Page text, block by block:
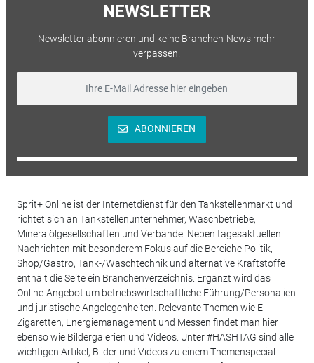
NEWSLETTER
Newsletter abonnieren und keine Branchen-News mehr
verpassen.
ABONNIEREN
Sprit+ Online ist der Internetdienst für den Tankstellenmarkt und
richtet sich an Tankstellenunternehmer, Waschbetriebe,
Mineralölgesellschaften und Verbände. Neben tagesaktuellen
Nachrichten mit besonderem Fokus auf die Bereiche Politik,
Shop/Gastro, Tank-/Waschtechnik und alternative Kraftstoffe
enthält die Seite ein Branchenverzeichnis. Ergänzt wird das
Online-Angebot um betriebswirtschaftliche Führung/Personalien
und juristische Angelegenheiten. Relevante Themen wie E-
Zigaretten, Energiemanagement und Messen findet man hier
ebenso wie Bildergalerien und Videos. Unter #HASHTAG sind alle
wichtigen Artikel, Bilder und Videos zu einem Themenspecial